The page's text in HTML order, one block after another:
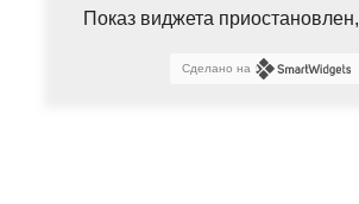
Показ виджета приостановлен,
Сделано на